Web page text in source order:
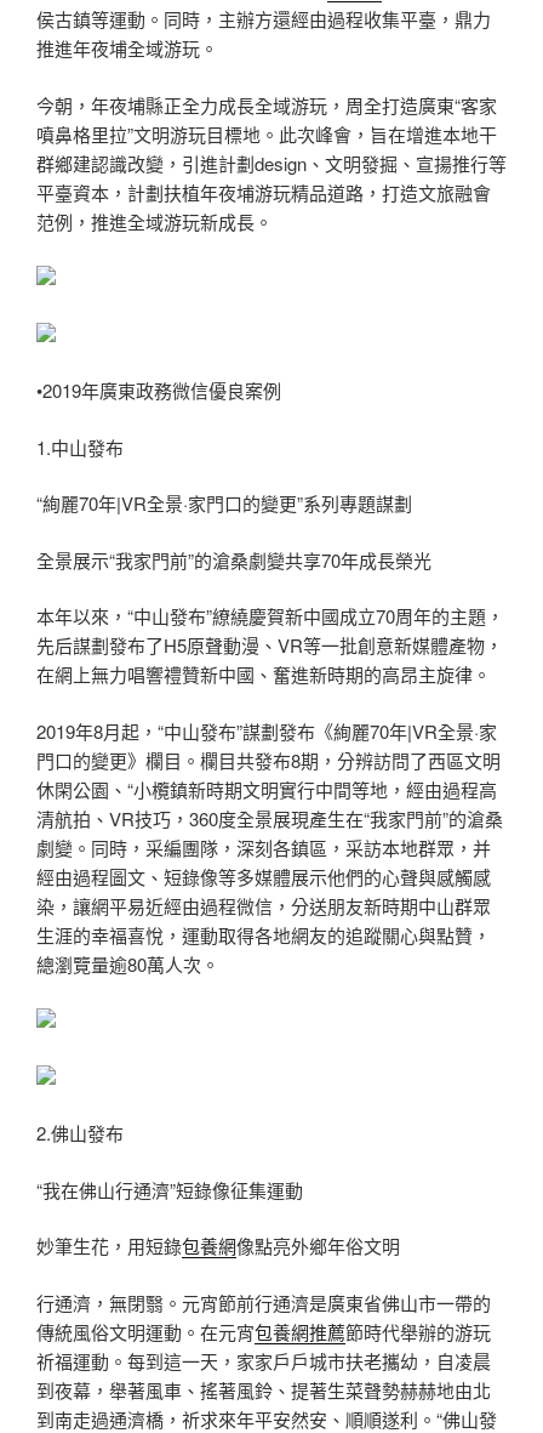
侯古鎮等運動。同時，主辦方還經由過程收集平臺，鼎力
推進年夜埔全域游玩。
今朝，年夜埔縣正全力成長全域游玩，周全打造廣東“客家
噴鼻格里拉”文明游玩目標地。此次峰會，旨在增進本地干
群鄉建認識改變，引進計劃design、文明發掘、宣揚推行等
平臺資本，計劃扶植年夜埔游玩精品道路，打造文旅融會
范例，推進全域游玩新成長。
•2019年廣東政務微信優良案例
1.中山發布
“絢麗70年|VR全景·家門口的變更”系列專題謀劃
全景展示“我家門前”的滄桑劇變共享70年成長榮光
本年以來，“中山發布”繚繞慶賀新中國成立70周年的主題，
先后謀劃發布了H5原聲動漫、VR等一批創意新媒體產物，
在網上無力唱響禮贊新中國、奮進新時期的高昂主旋律。
2019年8月起，“中山發布”謀劃發布《絢麗70年|VR全景·家
門口的變更》欄目。欄目共發布8期，分辨訪問了西區文明
休閑公園、“小欖鎮新時期文明實行中間等地，經由過程高
清航拍、VR技巧，360度全景展現產生在“我家門前”的滄桑
劇變。同時，采編團隊，深刻各鎮區，采訪本地群眾，并
經由過程圖文、短錄像等多媒體展示他們的心聲與感觸感
染，讓網平易近經由過程微信，分送朋友新時期中山群眾
生涯的幸福喜悅，運動取得各地網友的追蹤關心與點贊，
總瀏覽量逾80萬人次。
2.佛山發布
“我在佛山行通濟”短錄像征集運動
妙筆生花，用短錄包養網像點亮外鄉年俗文明
行通濟，無閉翳。元宵節前行通濟是廣東省佛山市一帶的
傳統風俗文明運動。在元宵包養網推薦節時代舉辦的游玩
祈福運動。每到這一天，家家戶戶城市扶老攜幼，自凌晨
到夜幕，舉著風車、搖著風鈴、提著生菜聲勢赫赫地由北
到南走過通濟橋，祈求來年平安然安、順順遂利。“佛山發